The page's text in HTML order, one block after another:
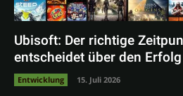
Ubisoft: Der richtige
entscheidet über den Erfolg
Entwicklung 15. Juli 2026